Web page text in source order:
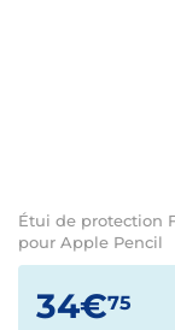
Étui de protection
pour Apple Pencil
34€75